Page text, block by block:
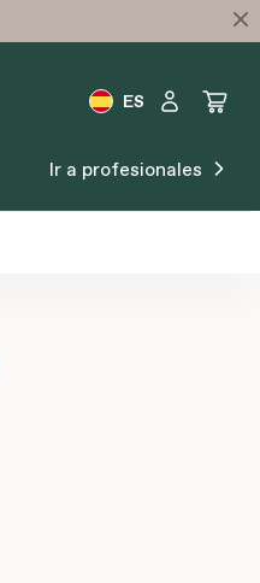
ES
Ir a profesionales